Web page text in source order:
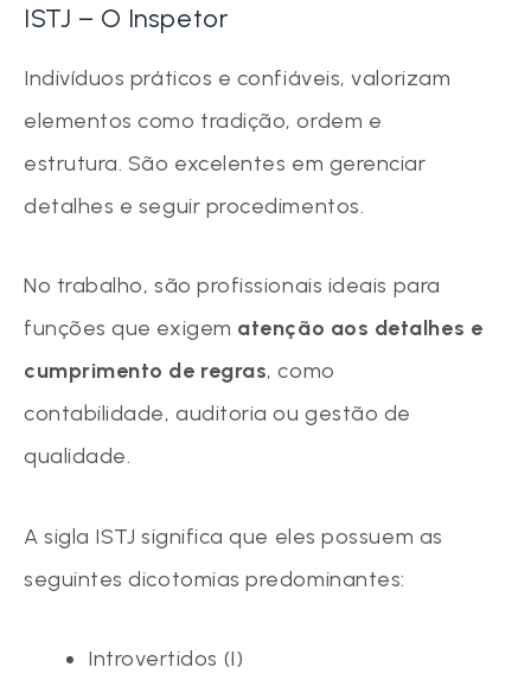
ISTJ – O Inspetor
Indivíduos práticos e confiáveis, valorizam
elementos como tradição, ordem e
estrutura. São excelentes em gerenciar
detalhes e seguir procedimentos.
No trabalho, são profissionais ideais para
funções que exigem atenção aos detalhes e
cumprimento de regras, como
contabilidade, auditoria ou gestão de
qualidade.
A sigla ISTJ significa que eles possuem as
seguintes dicotomias predominantes:
Introvertidos (I)